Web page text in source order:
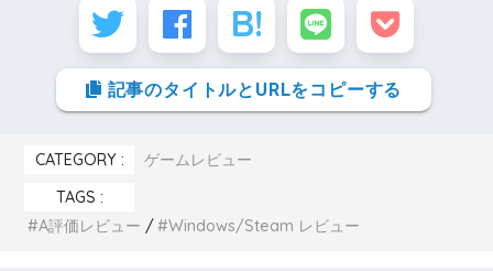
記事のタイトルとURLをコピーする
CATEGORY :
ゲームレビュー
TAGS :
A評価レビュー
Windows/Steam レビュー